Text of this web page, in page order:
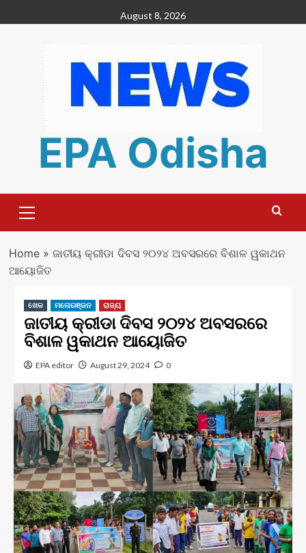
to
August 8, 2026
EPA Odisha
Menu
Home» ଜାତୀୟ କ୍ରୀଡା ଦିବସ ୨୦୨୪ ଅବସରରେ ବିଶାଳ ୱକାଥନ
ଆୟୋଜିତ
ଖେଳ ମନୋରଞ୍ଜନ ରାଜ୍ୟ
ଜାତୀୟ କ୍ରୀଡା ଦିବସ ୨୦୨୪ ଅବସରରେ
ବିଶାଳ ୱକାଥନ ଆୟୋଜିତ
EPA editor August 29, 2024 0